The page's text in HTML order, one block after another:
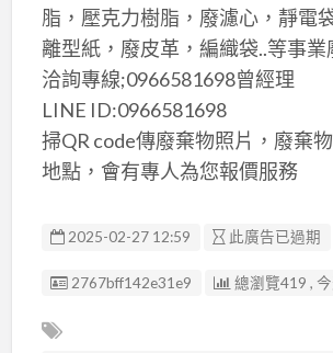
脂，壓克力樹脂，廢濾心，靜電
離型紙，廢皮革，編織袋..等事業
洽詢專線;0966581698曾經理
LINE ID:0966581698
掃QR code傳廢棄物照片，廢棄
地點，會有專人為您報價服務
2025-02-27 12:59 此廣告已過期
廣告编號
2767bff142e31e9 總瀏覽419 ,